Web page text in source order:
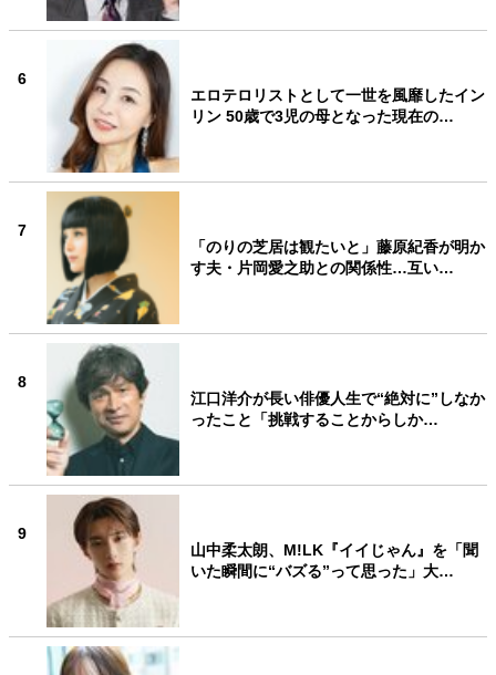
6
エロテロリストとして一世を風靡したイン
リン 50歳で3児の母となった現在の…
7
「のりの芝居は観たいと」藤原紀香が明か
す夫・片岡愛之助との関係性…互い…
8
江口洋介が長い俳優人生で“絶対に”しなか
ったこと「挑戦することからしか…
9
山中柔太朗、M!LK『イイじゃん』を「聞
いた瞬間に“バズる”って思った」大…